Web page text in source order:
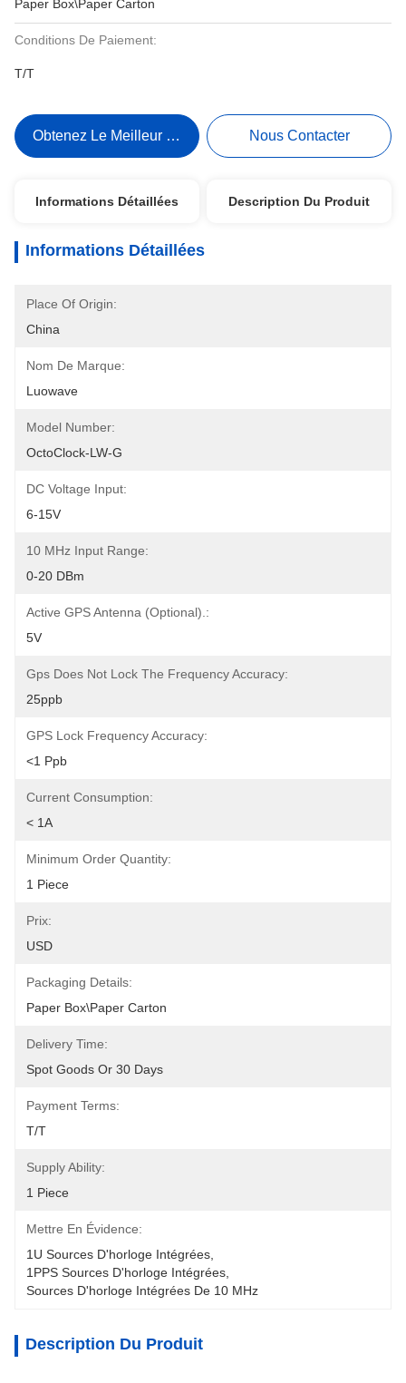
Paper Box\Paper Carton
Conditions De Paiement:
T/T
Obtenez Le Meilleur Prix Nous Contacter
Informations Détaillées Description Du Produit
Informations Détaillées
Place Of Origin:
China
Nom De Marque:
Luowave
Model Number:
OctoClock-LW-G
DC Voltage Input:
6-15V
10 MHz Input Range:
0-20 DBm
Active GPS Antenna (optional).:
5V
Gps Does Not Lock The Frequency Accuracy:
25ppb
GPS Lock Frequency Accuracy:
<1 Ppb
Current Consumption:
< 1A
Minimum Order Quantity:
1 Piece
Prix:
USD
Packaging Details:
Paper Box\Paper Carton
Delivery Time:
Spot Goods Or 30 Days
Payment Terms:
T/T
Supply Ability:
1 Piece
Mettre En Évidence:
1U Sources D'horloge Intégrées
1PPS Sources D'horloge Intégrées
Sources D'horloge Intégrées De 10 MHz
Description Du Produit